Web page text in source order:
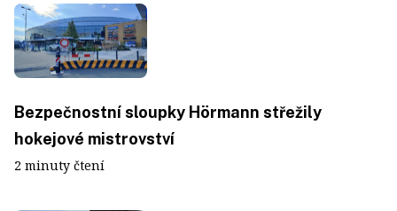
Bezpečnostní sloupky Hörmann střežily
hokejové mistrovství
2 minuty čtení